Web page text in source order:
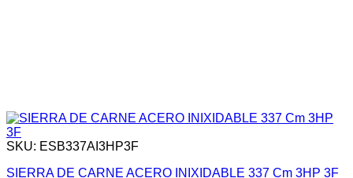
SKU: ESB337AI3HP3F
SIERRA DE CARNE ACERO INIXIDABLE 337 Cm 3HP 3F